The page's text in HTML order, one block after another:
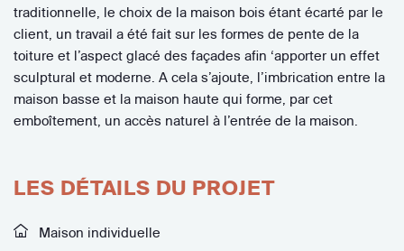
traditionnelle, le choix de la maison bois étant écarté par le
client, un travail a été fait sur les formes de pente de la
toiture et l’aspect glacé des façades afin ‘apporter un effet
sculptural et moderne. A cela s’ajoute, l’imbrication entre la
maison basse et la maison haute qui forme, par cet
emboîtement, un accès naturel à l’entrée de la maison.
LES DÉTAILS DU PROJET
Maison individuelle